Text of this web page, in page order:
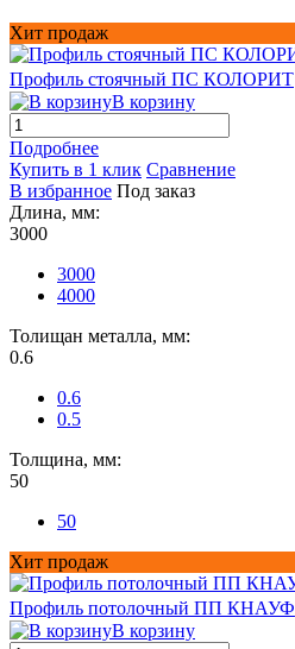
Хит продаж
Профиль стоячный ПС КОЛОРИТ
В корзину
Подробнее
Купить в 1 клик Сравнение
В избранное Под заказ
Длина, мм:
3000
3000
4000
Толищан металла, мм:
0.6
0.6
0.5
Толщина, мм:
50
50
Хит продаж
Профиль потолочный ПП КНАУФ
В корзину